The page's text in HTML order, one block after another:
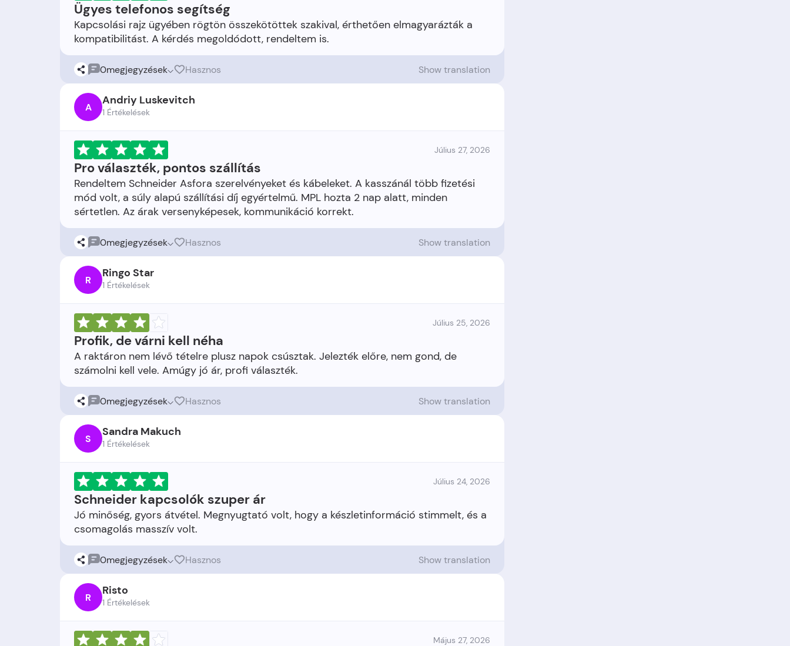
Ügyes telefonos segítség
Kapcsolási rajz ügyében rögtön összekötöttek szakival, érthetően elmagyarázták a
0megjegyzések Hasznos Show translation
A Andriy Luskevitch
1 Értékelések
Július 27, 2026
Pro választék, pontos szállítás
Rendeltem Schneider Asfora szerelvényeket és kábeleket. A kasszánál több fizetési
mód volt, a súly alapú szállítási díj egyértelmű. MPL hozta 2 nap alatt, minden
0megjegyzések Hasznos Show translation
R Ringo Star
1 Értékelések
Július 25, 2026
Profik, de várni kell néha
A raktáron nem lévő tételre plusz napok csúsztak. Jelezték előre, nem gond, de
0megjegyzések Hasznos Show translation
S Sandra Makuch
1 Értékelések
Július 24, 2026
Schneider kapcsolók szuper ár
Jó minőség, gyors átvétel. Megnyugtató volt, hogy a készletinformáció stimmelt, és a
0megjegyzések Hasznos Show translation
R Risto
1 Értékelések
Május 27, 2026